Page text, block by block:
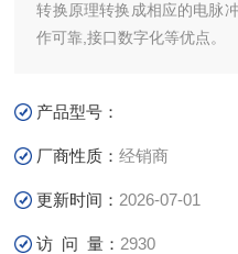
转换原理转换成相应的电脉
作可靠,接口数字化等优点。
产品型号：
厂商性质：经销商
更新时间： 2026-07-01
访 问 量： 2930